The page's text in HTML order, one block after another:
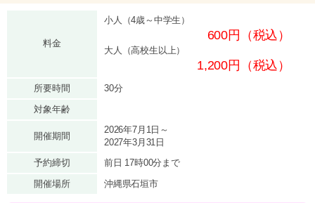
料金
小人（4歳～中学生）
600円（税込）
大人（高校生以上）
1,200円（税込）
所要時間
30分
対象年齢
開催期間
2026年7月1日～
2027年3月31日
予約締切
前日 17時00分まで
開催場所
沖縄県石垣市